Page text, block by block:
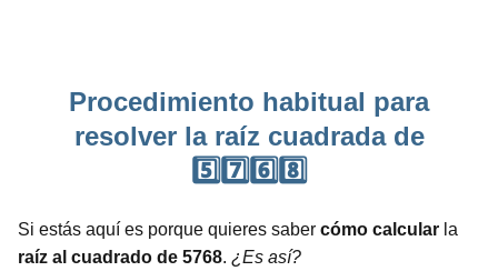
Procedimiento habitual para
resolver la raíz cuadrada de
5️⃣7️⃣6️⃣8️⃣
Si estás aquí es porque quieres saber cómo calcular la
raíz al cuadrado de 5768. ¿Es así?